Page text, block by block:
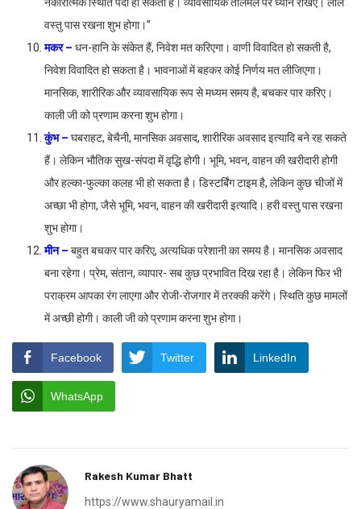
वस्तु पास रखना शुभ होगा।”
मकर – धन-हानि के संकेत हैं, निवेश मत करिएगा। वाणी विवादित हो सकती है,
निवेश विवादित हो सकता है। भावनाओं में बहकर कोई निर्णय मत लीजिएगा।
मानसिक, शारीरिक और व्यावसायिक रूप से मध्यम समय है, बचकर पार करिए।
काली जी को प्रणाम करना शुभ होगा।
कुंभ – घबराहट, बेचैनी, मानसिक अवसाद, शारीरिक अवसाद इत्यादि बने रह सकते
हैं। लेकिन भौतिक सुख-संपदा में वृद्धि होगी। भूमि, भवन, वाहन की खरीदारी होगी
और हल्का-फुल्का कलह भी हो सकता है। डिस्टर्बिंग टाइम है, लेकिन कुछ चीजों में
अच्छा भी होगा, जैसे भूमि, भवन, वाहन की खरीदारी इत्यादि। हरी वस्तु पास रखना
शुभ होगा।
मीन – बहुत बचकर पार करिए, अत्यधिक परेशानी का समय है। मानसिक अवसाद
बना रहेगा। प्रेम, संतान, व्यापार- सब कुछ प्रभावित दिख रहा है। लेकिन फिर भी
पराक्रम आपका रंग लाएगा और रोजी-रोजगार में तरक्की करेंगे। स्थिति कुछ मामलों
में अच्छी होगी। काली जी को प्रणाम करना शुभ होगा।
Facebook Twitter LinkedIn
WhatsApp
Rakesh Kumar Bhatt
https://www.shauryamail.in